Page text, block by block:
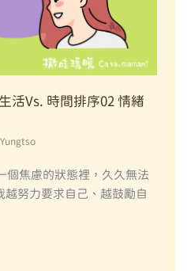
生活vs. 時間排序02 情緒
Yungtso
個焦慮的狀態裡，久久無法
越努力要求自己、越鼓勵自